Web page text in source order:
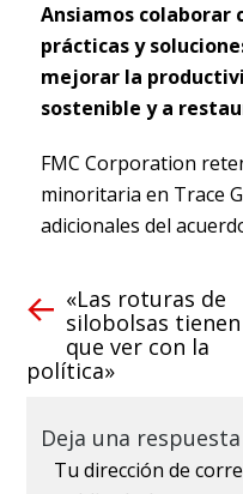
Ansiamos colaborar
prácticas y
mejorar la
sostenible y a
FMC Corporation
minoritaria en Trace
adicionales del
«Las roturas de
silobolsas tienen
que ver con la
política»
Deja una respuesta
Tu dirección de